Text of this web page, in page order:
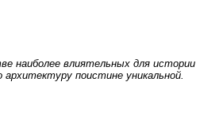
наиболее влиятельных для истории
поистине уникальной.